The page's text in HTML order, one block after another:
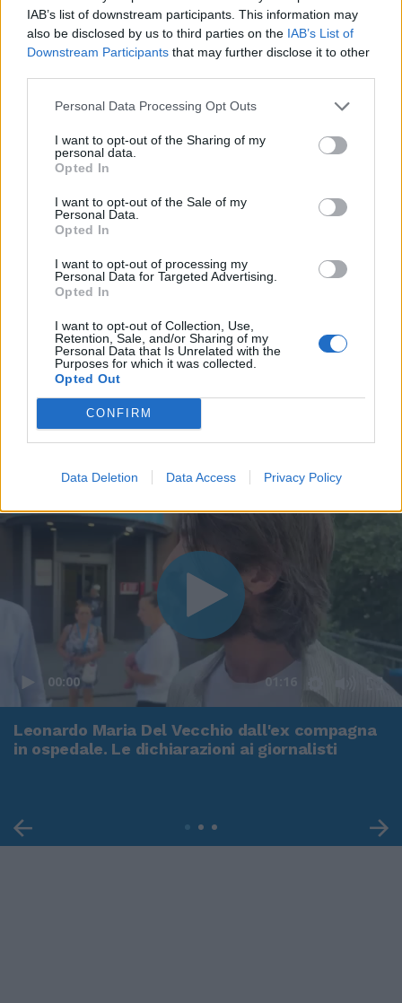
IAB’s list of downstream participants. This information may
also be disclosed by us to third parties on the IAB’s List of
Downstream Participants that may further disclose it to other
Personal Data Processing Opt Outs
I want to opt-out of the Sharing of my
personal data.
Opted In
I want to opt-out of the Sale of my
Personal Data.
Opted In
I want to opt-out of processing my
Personal Data for Targeted Advertising.
Opted In
I want to opt-out of Collection, Use,
Retention, Sale, and/or Sharing of my
Personal Data that Is Unrelated with the
Purposes for which it was collected.
Opted Out
CONFIRM
Data Deletion Data Access Privacy Policy
00:00 01:16
Leonardo Maria Del Vecchio dall'ex compagna
in ospedale. Le dichiarazioni ai giornalisti